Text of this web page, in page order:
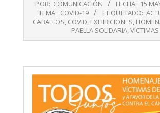
POR: COMUNICACIÓN FECHA: 15
TEMA: COVID-19 ETIQUETADO:
CABALLOS, COVID, EXHIBICIONES,
PAELLA SOLIDARIA,VÍCTIMAS